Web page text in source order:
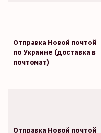
Отправка Новой почтой
по Украине (доставка в
почтомат)
Отправка Новой почтой